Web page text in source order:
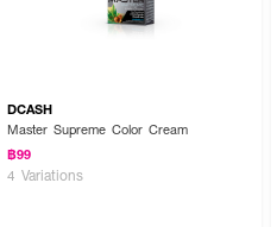
DCASH
Master Supreme Color Cream
฿99
4 Variations